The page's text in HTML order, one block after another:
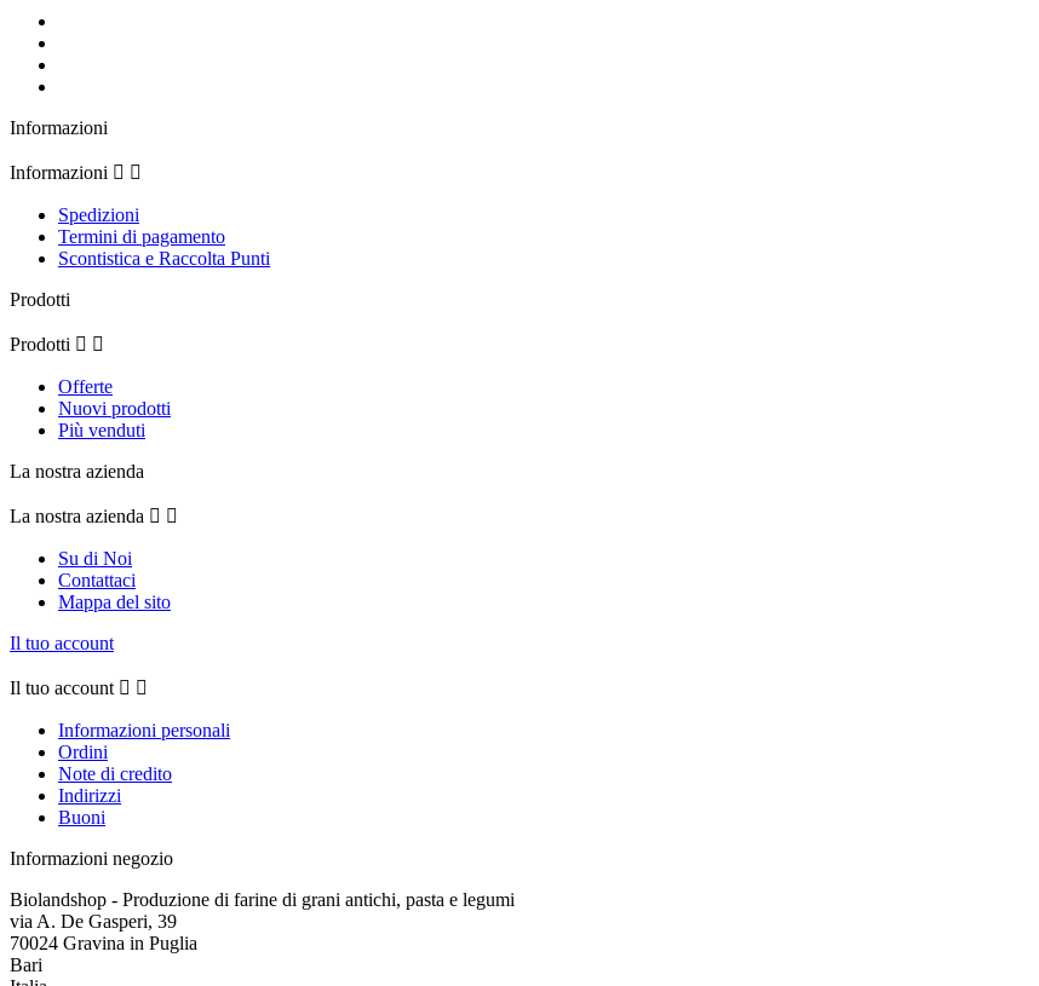
Informazioni
Informazioni  
Spedizioni
Termini di pagamento
Scontistica e Raccolta Punti
Prodotti
Prodotti  
Offerte
Nuovi prodotti
Più venduti
La nostra azienda
La nostra azienda  
Su di Noi
Contattaci
Mappa del sito
Il tuo account
Il tuo account  
Informazioni personali
Ordini
Note di credito
Indirizzi
Buoni
Informazioni negozio
Biolandshop - Produzione di farine di grani antichi, pasta e legumi
via A. De Gasperi, 39
70024 Gravina in Puglia
Bari